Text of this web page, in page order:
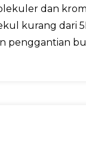
dan
kurang dari
penggantian